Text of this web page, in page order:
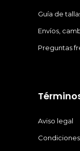
Guía de
Envíos,
Preguntas
Aviso legal